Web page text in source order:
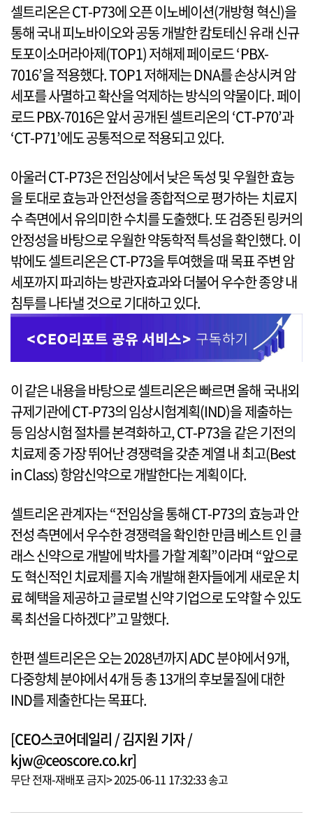
셀트리온은 CT-P73에 오픈 이노베이션(개방형 혁신)을
통해 국내 피노바이오와 공동 개발한 캄토테신 유래 신규
토포이소머라아제(TOP1) 저해제 페이로드 ‘PBX-
7016’을 적용했다. TOP1 저해제는 DNA를 손상시켜 암
세포를 사멸하고 확산을 억제하는 방식의 약물이다. 페이
로드 PBX-7016은 앞서 공개된 셀트리온의 ‘CT-P70’과
‘CT-P71’에도 공통적으로 적용되고 있다.
아울러 CT-P73은 전임상에서 낮은 독성 및 우월한 효능
을 토대로 효능과 안전성을 종합적으로 평가하는 치료지
수 측면에서 유의미한 수치를 도출했다. 또 검증된 링커의
안정성을 바탕으로 우월한 약동학적 특성을 확인했다. 이
밖에도 셀트리온은 CT-P73을 투여했을 때 목표 주변 암
세포까지 파괴하는 방관자효과와 더불어 우수한 종양 내
침투를 나타낼 것으로 기대하고 있다.
이 같은 내용을 바탕으로 셀트리온은 빠르면 올해 국내외
규제기관에 CT-P73의 임상시험계획(IND)을 제출하는
등 임상시험 절차를 본격화하고, CT-P73을 같은 기전의
치료제 중 가장 뛰어난 경쟁력을 갖춘 계열 내 최고(Best
in Class) 항암신약으로 개발한다는 계획이다.
셀트리온 관계자는 “전임상을 통해 CT-P73의 효능과 안
전성 측면에서 우수한 경쟁력을 확인한 만큼 베스트 인 클
래스 신약으로 개발에 박차를 가할 계획”이라며 “앞으로
도 혁신적인 치료제를 지속 개발해 환자들에게 새로운 치
료 혜택을 제공하고 글로벌 신약 기업으로 도약할 수 있도
록 최선을 다하겠다”고 말했다.
한편 셀트리온은 오는 2028년까지 ADC 분야에서 9개,
다중항체 분야에서 4개 등 총 13개의 후보물질에 대한
IND를 제출한다는 목표다.
[CEO스코어데일리 / 김지원 기자 /
kjw@ceoscore.co.kr]
무단 전재-재배포 금지> 2025-06-11 17:32:33 송고